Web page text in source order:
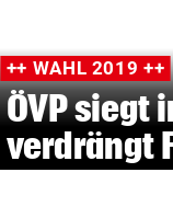
++ WAHL 2019 ++
ÖVP siegt
verdrängt